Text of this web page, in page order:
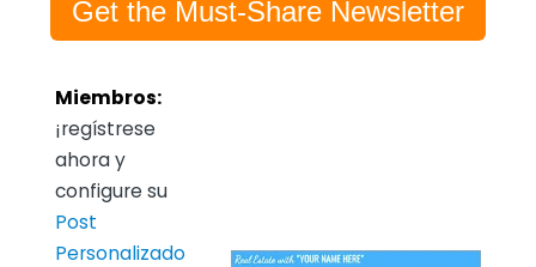
Get the Must-Share Newsletter
Miembros:
¡regístrese
ahora y
configure su
Post
Personalizado